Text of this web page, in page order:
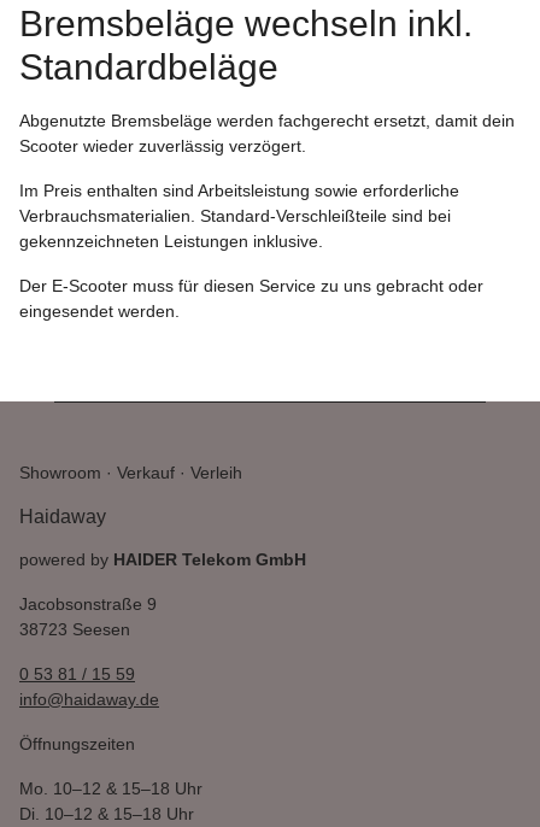
Bremsbeläge wechseln inkl.
Standardbeläge
Abgenutzte Bremsbeläge werden fachgerecht ersetzt, damit dein
Scooter wieder zuverlässig verzögert.
Im Preis enthalten sind Arbeitsleistung sowie erforderliche
Verbrauchsmaterialien. Standard-Verschleißteile sind bei
gekennzeichneten Leistungen inklusive.
Der E-Scooter muss für diesen Service zu uns gebracht oder
eingesendet werden.
Showroom · Verkauf · Verleih
Haidaway
powered by HAIDER Telekom GmbH
Jacobsonstraße 9
38723 Seesen
0 53 81 / 15 59
info@haidaway.de
Öffnungszeiten
Mo.
10–12 & 15–18 Uhr
Di.
10–12 & 15–18 Uhr